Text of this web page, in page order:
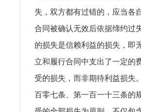
失，双方都有过错的，应当各
合同被确认无效后依据缔约过
的损失是信赖利益的损失，即
立和履行合同中支出了一定的
受的损失，而非期待利益损失
百零七条、第一百一十三条的